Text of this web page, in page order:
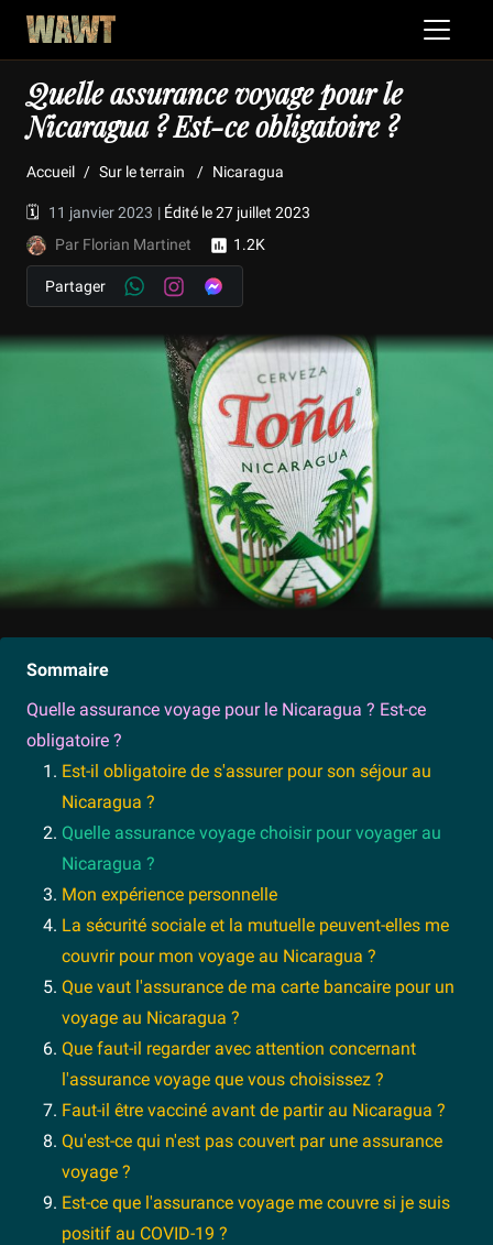
Quelle assurance voyage pour le
Nicaragua ? Est-ce obligatoire ?
Accueil Sur le terrain Nicaragua
🗓️ 11 janvier 2023 | Édité le 27 juillet 2023
Par Florian Martinet
1.2K
Partager
Sommaire
Quelle assurance voyage pour le Nicaragua ? Est-ce
obligatoire ?
Est-il obligatoire de s'assurer pour son séjour au
Nicaragua ?
Quelle assurance voyage choisir pour voyager au
Nicaragua ?
Mon expérience personnelle
La sécurité sociale et la mutuelle peuvent-elles me
couvrir pour mon voyage au Nicaragua ?
Que vaut l'assurance de ma carte bancaire pour un
voyage au Nicaragua ?
Que faut-il regarder avec attention concernant
l'assurance voyage que vous choisissez ?
Faut-il être vacciné avant de partir au Nicaragua ?
Qu'est-ce qui n'est pas couvert par une assurance
voyage ?
Est-ce que l'assurance voyage me couvre si je suis
positif au COVID-19 ?